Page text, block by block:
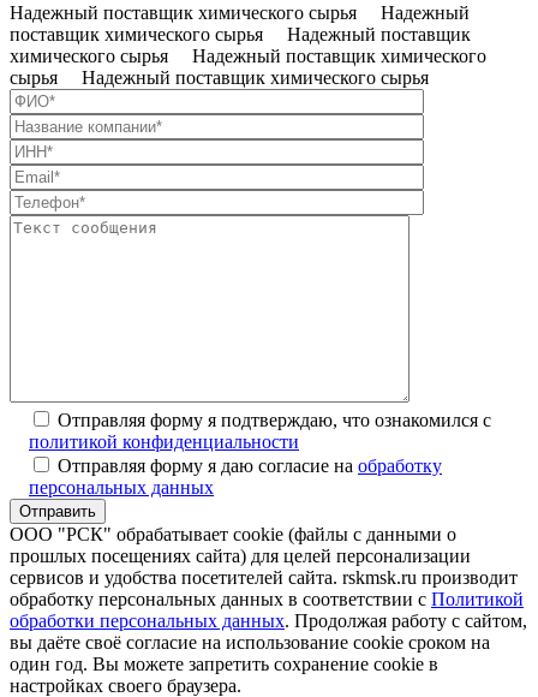
Надежный поставщик химического сырья Надежный
поставщик химического сырья Надежный поставщик
химического сырья Надежный поставщик химического
сырья Надежный поставщик химического сырья
Отправляя форму я подтверждаю, что ознакомился с
политикой конфиденциальности
Отправляя форму я даю согласие на обработку
персональных данных
ООО "РСК" обрабатывает cookie (файлы с данными о
прошлых посещениях сайта) для целей персонализации
сервисов и удобства посетителей сайта. rskmsk.ru производит
обработку персональных данных в соответствии с Политикой
обработки персональных данных. Продолжая работу с сайтом,
вы даёте своё согласие на использование cookie сроком на
один год. Вы можете запретить сохранение cookie в
настройках своего браузера.